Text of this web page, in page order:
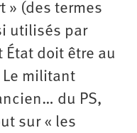
» (des termes
utilisés par
État doit être au
Le militant
du PS,
sur « les